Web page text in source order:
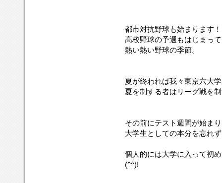
都市対抗野球も始まります！
高校野球の予選もはじまっ
熱い熱い野球の季節。
夏が終われば我々東京六大
夏を制する者はリーグ戦を
その前にテスト週間が始ま
大学生としての本分を忘れ
個人的には大学に入って初
(^^)!